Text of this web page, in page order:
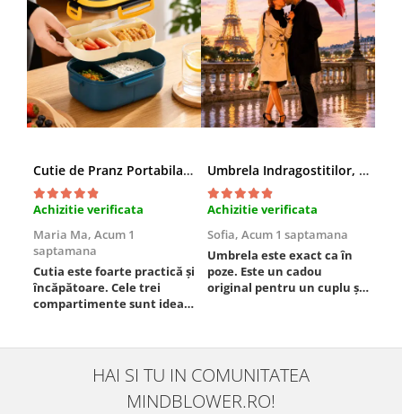
Cutie de Pranz Portabila cu Compartimente
Achizitie verificata
Maria Ma, Acum 1
saptamana
Cutia este foarte practică și
încăpătoare. Cele trei
compartimente sunt ideale
este sigură, fără scurgeri. O
folosesc aproape zilnic la
serviciu și sunt foarte
Umbrela Indragostitilor, Inima rosie
Achizitie verificata
Sofia, Acum 1 saptamana
Umbrela este exact ca în
poze. Este un cadou
original pentru un cuplu și
dimensiunea este
potrivită. Sunt foarte
mulțumită de achiziție și o
recomand celor care vor
HAI SI TU IN COMUNITATEA
MINDBLOWER.RO!